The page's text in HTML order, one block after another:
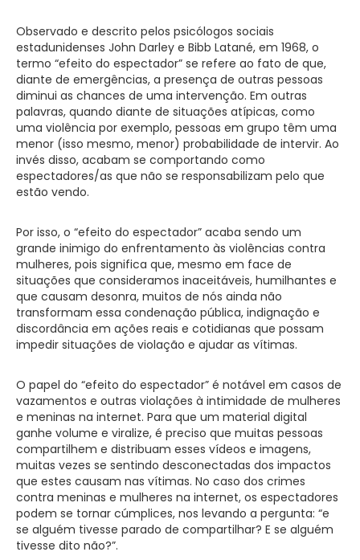
Observado e descrito pelos psicólogos sociais
estadunidenses John Darley e Bibb Latané, em 1968, o
termo “efeito do espectador” se refere ao fato de que,
diante de emergências, a presença de outras pessoas
diminui as chances de uma intervenção. Em outras
palavras, quando diante de situações atípicas, como
uma violência por exemplo, pessoas em grupo têm uma
menor (isso mesmo, menor) probabilidade de intervir. Ao
invés disso, acabam se comportando como
espectadores/as que não se responsabilizam pelo que
estão vendo.
Por isso, o “efeito do espectador” acaba sendo um
grande inimigo do enfrentamento às violências contra
mulheres, pois significa que, mesmo em face de
situações que consideramos inaceitáveis, humilhantes e
que causam desonra, muitos de nós ainda não
transformam essa condenação pública, indignação e
discordância em ações reais e cotidianas que possam
impedir situações de violação e ajudar as vítimas.
O papel do “efeito do espectador” é notável em casos de
vazamentos e outras violações à intimidade de mulheres
e meninas na internet. Para que um material digital
ganhe volume e viralize, é preciso que muitas pessoas
compartilhem e distribuam esses vídeos e imagens,
muitas vezes se sentindo desconectadas dos impactos
que estes causam nas vítimas. No caso dos crimes
contra meninas e mulheres na internet, os espectadores
podem se tornar cúmplices, nos levando a pergunta: “e
se alguém tivesse parado de compartilhar? E se alguém
tivesse dito não?”.